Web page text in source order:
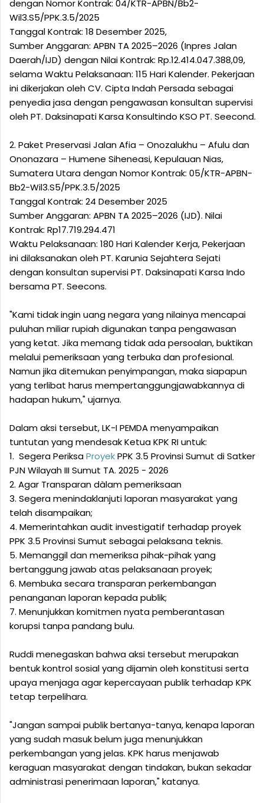
dengan Nomor Kontrak: 04/KTR-APBN/Bb2-
Wil3.S5/PPK.3.5/2025
‎Tanggal Kontrak: 18 Desember 2025,
‎Sumber Anggaran: APBN TA 2025–2026 (Inpres Jalan
Daerah/IJD) dengan Nilai Kontrak: Rp.12.414.047.388,09,
selama Waktu Pelaksanaan: 115 Hari Kalender. Pekerjaan
ini dikerjakan oleh CV. Cipta Indah Persada sebagai
penyedia jasa dengan pengawasan konsultan supervisi
oleh PT. Daksinapati Karsa Konsultindo KSO PT. Seecond.
‎2. Paket Preservasi Jalan Afia – Onozalukhu – Afulu dan
Ononazara – Humene Siheneasi, Kepulauan Nias,
Sumatera Utara dengan Nomor Kontrak: 05/KTR-APBN-
Bb2-Wil3.S5/PPK.3.5/2025
‎Tanggal Kontrak: 24 Desember 2025
‎Sumber Anggaran: APBN TA 2025–2026 (IJD). Nilai
Kontrak: Rp17.719.294.471
‎Waktu Pelaksanaan: 180 Hari Kalender Kerja, Pekerjaan
ini dilaksanakan oleh PT. Karunia Sejahtera Sejati
dengan konsultan supervisi PT. Daksinapati Karsa Indo
bersama PT. Seecons.
‎"Kami tidak ingin uang negara yang nilainya mencapai
puluhan miliar rupiah digunakan tanpa pengawasan
yang ketat. Jika memang tidak ada persoalan, buktikan
melalui pemeriksaan yang terbuka dan profesional.
Namun jika ditemukan penyimpangan, maka siapapun
yang terlibat harus mempertanggungjawabkannya di
hadapan hukum," ujarnya.
‎Dalam aksi tersebut, LK-I PEMDA menyampaikan
tuntutan yang mendesak Ketua KPK RI untuk:
1. ‎ Segera PeriksaProyekPPK 3.5 Provinsi Sumut di Satker
PJN Wilayah III Sumut TA. 2025 - 2026
2. ‎Agar Transparan dàlam pemeriksaan
3. ‎Segera menindaklanjuti laporan masyarakat yang
telah disampaikan;
4. ‎Memerintahkan audit investigatif terhadap proyek
PPK 3.5 Provinsi Sumut sebagai pelaksana teknis.
5. ‎Memanggil dan memeriksa pihak-pihak yang
bertanggung jawab atas pelaksanaan proyek;
6. ‎Membuka secara transparan perkembangan
penanganan laporan kepada publik;
7. ‎Menunjukkan komitmen nyata pemberantasan
korupsi tanpa pandang bulu.
Ruddi menegaskan bahwa aksi tersebut merupakan
bentuk kontrol sosial yang dijamin oleh konstitusi serta
upaya menjaga agar kepercayaan publik terhadap KPK
tetap terpelihara.
‎"Jangan sampai publik bertanya-tanya, kenapa laporan
yang sudah masuk belum juga menunjukkan
perkembangan yang jelas. KPK harus menjawab
keraguan masyarakat dengan tindakan, bukan sekadar
administrasi penerimaan laporan," katanya.